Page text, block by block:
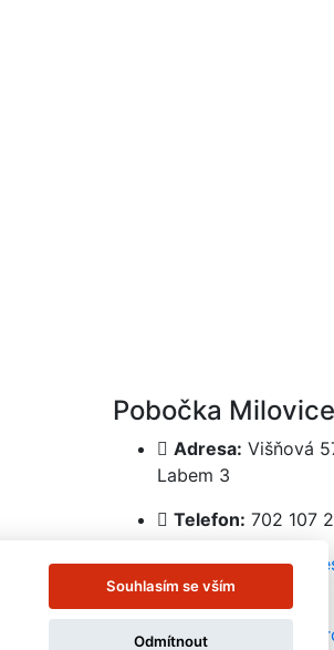
Pobočka Milovice
Adresa: Višňová
Labem 3
Telefon: 702 107
E-mail:
Web:
Souhlasím se vším
Odmítnout